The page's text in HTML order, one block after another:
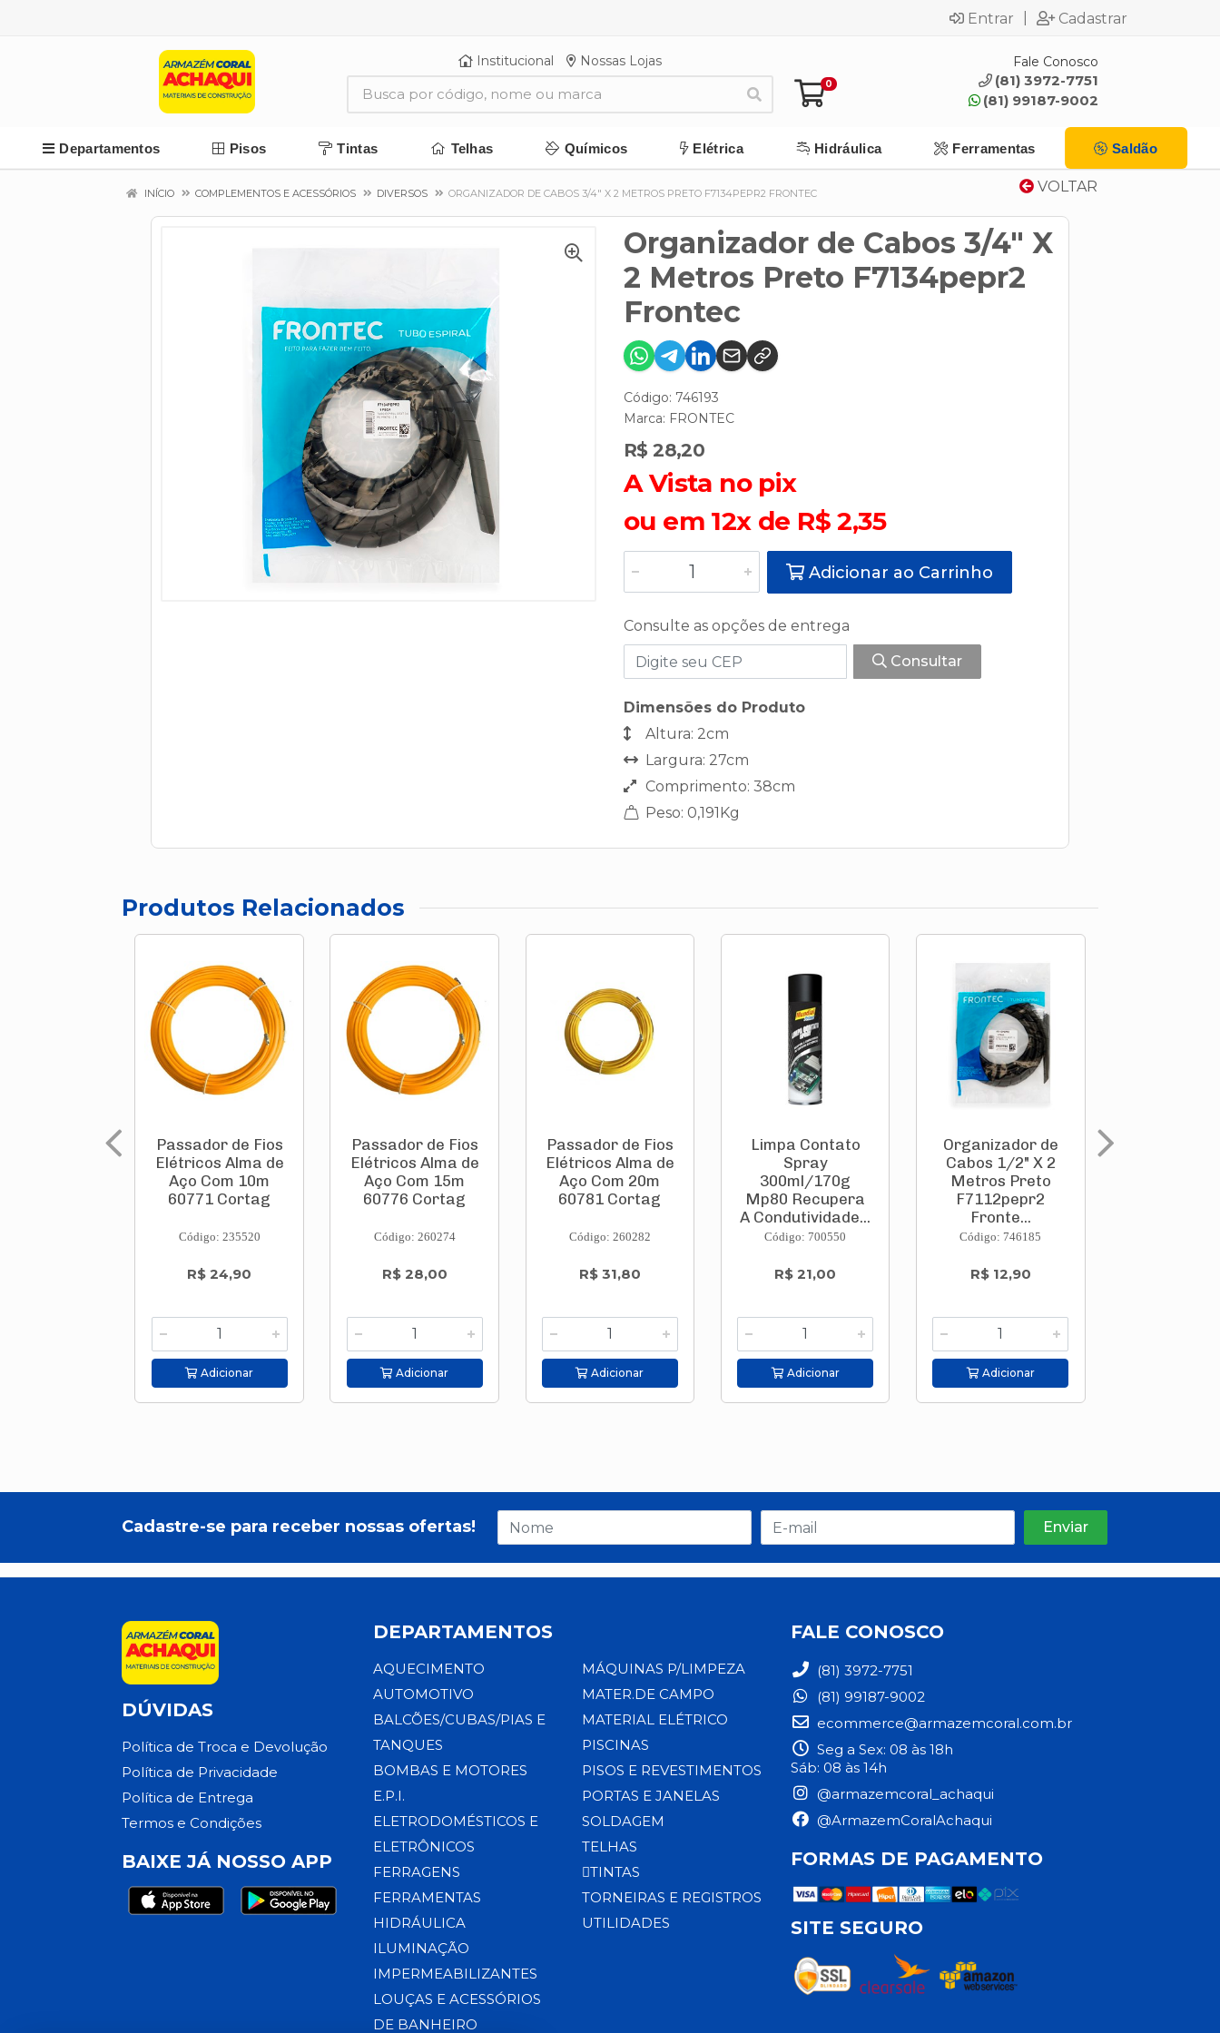
Entrar Cadastrar
Institucional Nossas Lojas
0
Fale Conosco
(81) 3972-7751
(81) 99187-9002
Departamentos Pisos Tintas Telhas Químicos Elétrica Hidráulica Ferramentas Saldão
VOLTAR
INÍCIO COMPLEMENTOS E ACESSÓRIOS DIVERSOS ORGANIZADOR DE CABOS 3/4" X 2 METROS PRETO F7134PEPR2 FRONTEC
Organizador de Cabos 3/4" X
2 Metros Preto F7134pepr2
Frontec
Código: 746193
Marca: FRONTEC
R$ 28,20
A Vista no pix
ou em 12x de R$ 2,35
Adicionar ao Carrinho
Consulte as opções de entrega
Consultar
Dimensões do Produto
Altura: 2cm
Largura: 27cm
Comprimento: 38cm
Peso: 0,191Kg
Produtos Relacionados
Passador de Fios
Elétricos Alma de
Aço Com 10m
60771 Cortag
Código: 235520
R$ 24,90
Adicionar
Passador de Fios
Elétricos Alma de
Aço Com 15m
60776 Cortag
Código: 260274
R$ 28,00
Adicionar
Passador de Fios
Elétricos Alma de
Aço Com 20m
60781 Cortag
Código: 260282
R$ 31,80
Adicionar
Limpa Contato
Spray
300ml/170g
Mp80 Recupera
A Condutividade...
Código: 700550
R$ 21,00
Adicionar
Organizador de
Cabos 1/2" X 2
Metros Preto
F7112pepr2
Fronte...
Código: 746185
R$ 12,90
Adicionar
Cadastre-se para receber nossas ofertas!
DÚVIDAS
Política de Troca e Devolução
Política de Privacidade
Política de Entrega
Termos e Condições
BAIXE JÁ NOSSO APP
DEPARTAMENTOS
AQUECIMENTO
AUTOMOTIVO
BALCÕES/CUBAS/PIAS E
TANQUES
BOMBAS E MOTORES
E.P.I.
ELETRODOMÉSTICOS E
ELETRÔNICOS
FERRAGENS
FERRAMENTAS
HIDRÁULICA
ILUMINAÇÃO
IMPERMEABILIZANTES
LOUÇAS E ACESSÓRIOS
DE BANHEIRO
MÁQUINAS P/LIMPEZA
MATER.DE CAMPO
MATERIAL ELÉTRICO
PISCINAS
PISOS E REVESTIMENTOS
PORTAS E JANELAS
SOLDAGEM
TELHAS
TINTAS
TORNEIRAS E REGISTROS
UTILIDADES
FALE CONOSCO
(81) 3972-7751
(81) 99187-9002
ecommerce@armazemcoral.com.br
Seg a Sex: 08 às 18h
Sáb: 08 às 14h
@armazemcoral_achaqui
@ArmazemCoralAchaqui
FORMAS DE PAGAMENTO
SITE SEGURO